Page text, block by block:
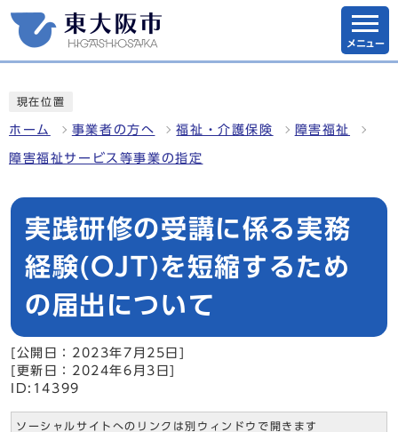
メニュー
現在位置
ホーム 事業者の方へ 福祉・介護保険 障害福祉
障害福祉サービス等事業の指定
実践研修の受講に係る実務
経験(OJT)を短縮するため
の届出について
[公開日：2023年7月25日]
[更新日：2024年6月3日]
ID:14399
ソーシャルサイトへのリンクは別ウィンドウで開きます